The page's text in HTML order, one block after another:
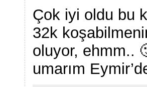
Çok iyi oldu bu
32k
oluyor, ehmm..
umarım